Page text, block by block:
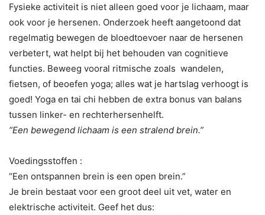
Fysieke activiteit is niet alleen goed voor je lichaam, maar
ook voor je hersenen. Onderzoek heeft aangetoond dat
regelmatig bewegen de bloedtoevoer naar de hersenen
verbetert, wat helpt bij het behouden van cognitieve
functies. Beweeg vooral ritmische zoals wandelen,
fietsen, of beoefen yoga; alles wat je hartslag verhoogt is
goed! Yoga en tai chi hebben de extra bonus van balans
tussen linker- en rechterhersenhelft.
“Een bewegend lichaam is een stralend brein.”
Voedingsstoffen :
“Een ontspannen brein is een open brein.”
Je brein bestaat voor een groot deel uit vet, water en
elektrische activiteit. Geef het dus: